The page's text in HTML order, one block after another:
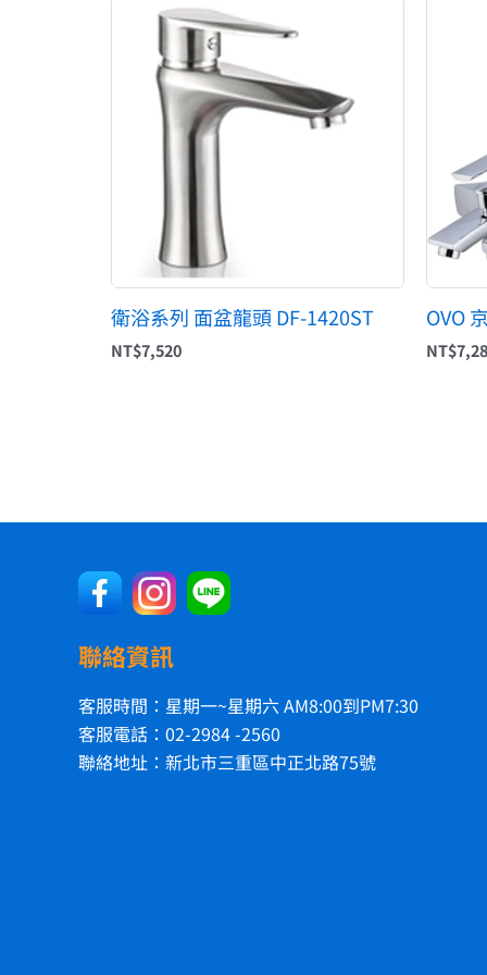
衛浴系列 面盆龍頭 DF-1420ST
NT$7,520
OVO
NT$
聯絡資訊
客服時間：星期一~星期六 AM8:00到PM7:30
客服電話：02-2984 -2560
聯絡地址：新北市三重區中正北路75號